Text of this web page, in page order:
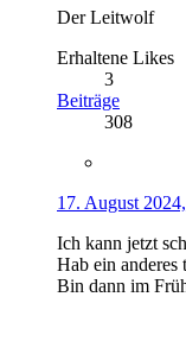
Der Leitwolf
Erhaltene Likes
3
Beiträge
308
17. August
Ich kann jetzt
Hab ein anderes
Bin dann im